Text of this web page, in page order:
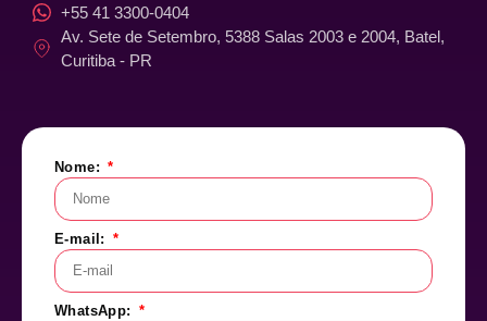
+55 41 3300-0404
Av. Sete de Setembro, 5388 Salas 2003 e 2004, Batel,
Curitiba - PR
Nome:
E-mail:
WhatsApp: